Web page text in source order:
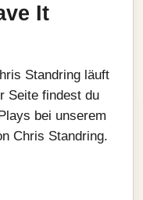
It
Standring läuft
Seite findest du
bei unserem
Chris Standring.